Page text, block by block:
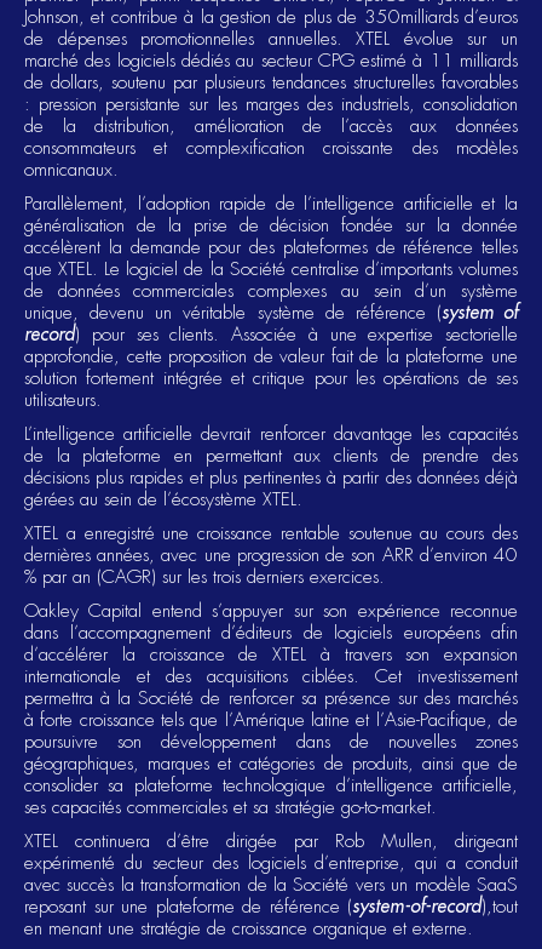
Johnson, et contribue à la gestion de plus de 350milliards d’euros
de dépenses promotionnelles annuelles. XTEL évolue sur un
marché des logiciels dédiés au secteur CPG estimé à 11 milliards
de dollars, soutenu par plusieurs tendances structurelles favorables
: pression persistante sur les marges des industriels, consolidation
de la distribution, amélioration de l’accès aux données
consommateurs et complexification croissante des modèles
omnicanaux.
Parallèlement, l’adoption rapide de l’intelligence artificielle et la
généralisation de la prise de décision fondée sur la donnée
accélèrent la demande pour des plateformes de référence telles
que XTEL. Le logiciel de la Société centralise d’importants volumes
de données commerciales complexes au sein d’un système
unique, devenu un véritable système de référence (system of
record) pour ses clients. Associée à une expertise sectorielle
approfondie, cette proposition de valeur fait de la plateforme une
solution fortement intégrée et critique pour les opérations de ses
utilisateurs.
L’intelligence artificielle devrait renforcer davantage les capacités
de la plateforme en permettant aux clients de prendre des
décisions plus rapides et plus pertinentes à partir des données déjà
gérées au sein de l’écosystème XTEL.
XTEL a enregistré une croissance rentable soutenue au cours des
dernières années, avec une progression de son ARR d’environ 40
% par an (CAGR) sur les trois derniers exercices.
Oakley Capital entend s’appuyer sur son expérience reconnue
dans l’accompagnement d’éditeurs de logiciels européens afin
d’accélérer la croissance de XTEL à travers son expansion
internationale et des acquisitions ciblées. Cet investissement
permettra à la Société de renforcer sa présence sur des marchés
à forte croissance tels que l’Amérique latine et l’Asie-Pacifique, de
poursuivre son développement dans de nouvelles zones
géographiques, marques et catégories de produits, ainsi que de
consolider sa plateforme technologique d’intelligence artificielle,
ses capacités commerciales et sa stratégie go-to-market.
XTEL continuera d’être dirigée par Rob Mullen, dirigeant
expérimenté du secteur des logiciels d’entreprise, qui a conduit
avec succès la transformation de la Société vers un modèle SaaS
reposant sur une plateforme de référence (system-of-record),tout
en menant une stratégie de croissance organique et externe.